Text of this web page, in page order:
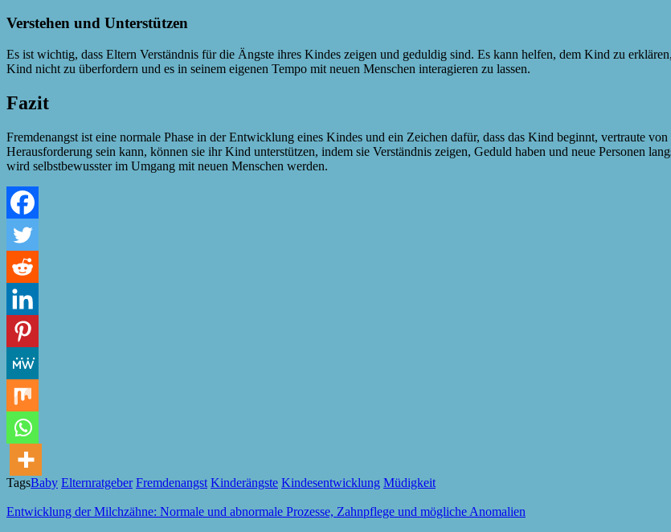
Verstehen und Unterstützen
Es ist wichtig, dass Eltern Verständnis für die Ängste ihres Kindes zeigen und geduldig sind. Es kann helfen, dem Kind zu
Kind nicht zu überfordern und es in seinem eigenen Tempo mit neuen Menschen interagieren zu lassen.
Fazit
Fremdenangst ist eine normale Phase in der Entwicklung eines Kindes und ein Zeichen dafür, dass das Kind beginnt, vertraute
Herausforderung sein kann, können sie ihr Kind unterstützen, indem sie Verständnis zeigen, Geduld haben und neue Personen
wird selbstbewusster im Umgang mit neuen Menschen werden.
TagsBaby Elternratgeber Fremdenangst Kinderängste Kindesentwicklung Müdigkeit
Entwicklung der Milchzähne: Normale und abnormale Prozesse, Zahnpflege und mögliche Anomalien